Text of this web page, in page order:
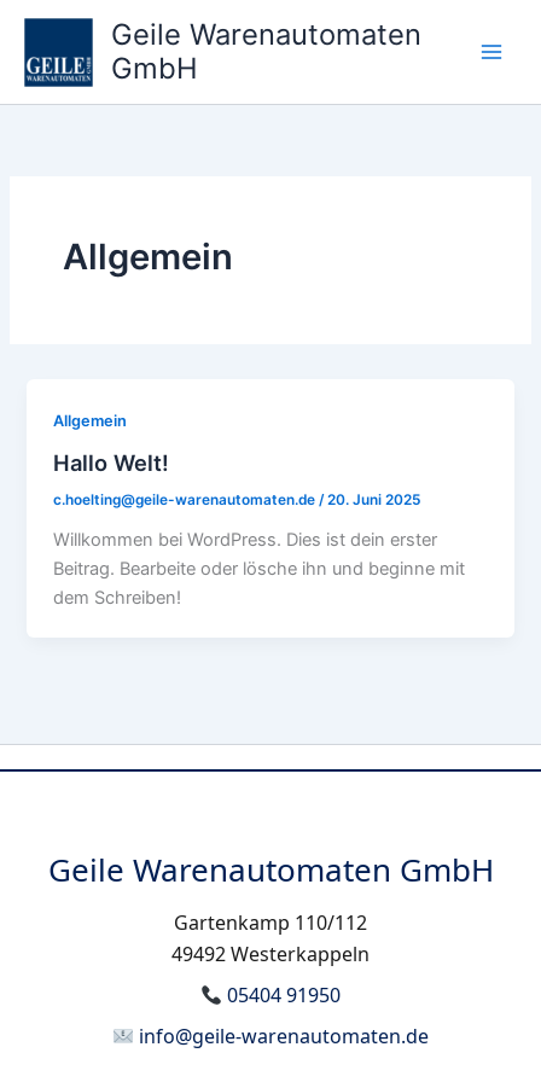
Zum
springen
Geile Warenautomaten
GmbH
Allgemein
Allgemein
Hallo Welt!
c.hoelting@geile-warenautomaten.de /20. Juni 2025
Willkommen bei WordPress. Dies ist dein erster
Beitrag. Bearbeite oder lösche ihn und beginne mit
dem Schreiben!
Geile Warenautomaten GmbH
Gartenkamp 110/112
49492 Westerkappeln
05404 91950
info@geile-warenautomaten.de